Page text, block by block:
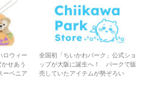
ロウィー
せあう
ーベニア
全国初「ちいかわパーク」公式ショ
ップが大阪に誕生へ！ パークで販
売していたアイテムが勢ぞろい